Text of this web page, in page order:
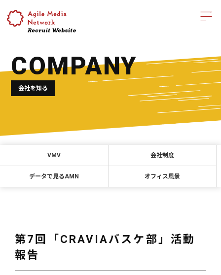
COMPANY
会社を知る
VMV 会社制度
データで見るAMN オフィス風景
第7回「CRAVIAバスケ部」活動
報告